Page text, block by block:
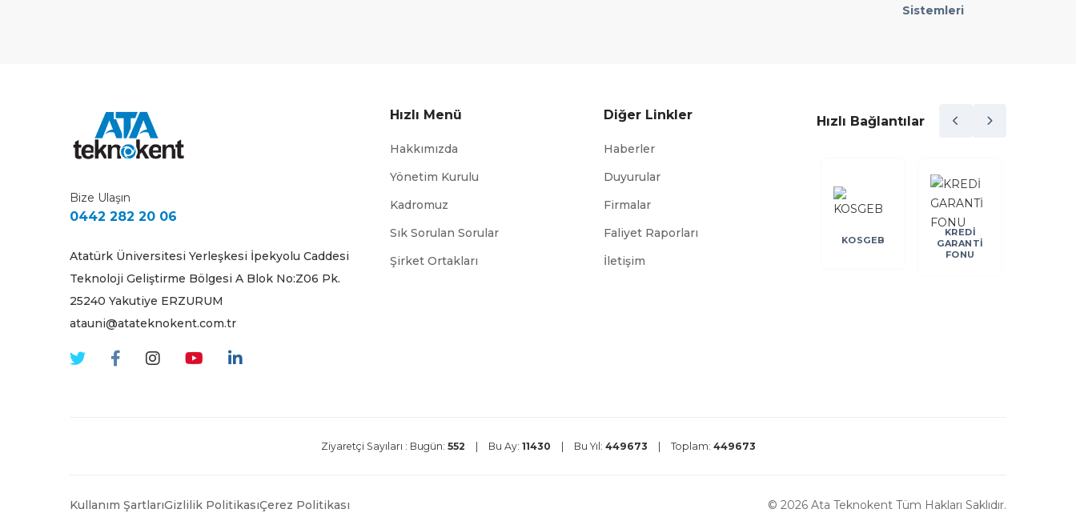
Sistemleri
Bize Ulaşın
0442 282 20 06
Atatürk Üniversitesi Yerleşkesi İpekyolu Caddesi
Teknoloji Geliştirme Bölgesi A Blok No:Z06 Pk.
25240 Yakutiye ERZURUM
atauni@atateknokent.com.tr
Hızlı Menü
Hakkımızda
Yönetim Kurulu
Kadromuz
Sık Sorulan Sorular
Şirket Ortakları
Diğer Linkler
Haberler
Duyurular
Firmalar
Faliyet Raporları
İletişim
Hızlı Bağlantılar
ABİGEM TÜİK
DEVLET
KOSGEB
KREDİ
GARANTİ
FONU
Ziyaretçi Sayıları : Bugün: 552 Bu Ay: 11430 Bu Yıl: 449673 Toplam: 449673
Kullanım ŞartlarıGizlilik PolitikasıÇerez Politikası © 2026 Ata Teknokent Tüm Hakları Saklıdır.